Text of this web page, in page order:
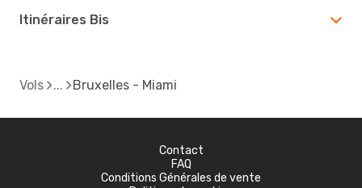
Itinéraires Bis
Vols Bruxelles - Miami
Contact
FAQ
Conditions Générales de vente